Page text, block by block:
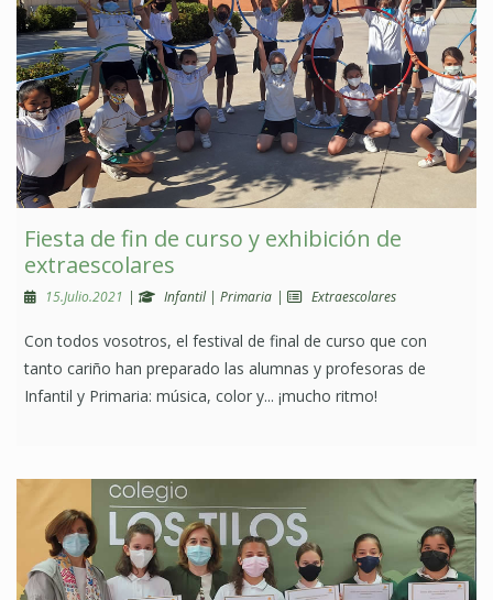
Fiesta de fin de curso y exhibición de
extraescolares
15.Julio.2021 | Infantil| Primaria | Extraescolares
Con todos vosotros, el festival de final de curso que con
tanto cariño han preparado las alumnas y profesoras de
Infantil y Primaria: música, color y... ¡mucho ritmo!